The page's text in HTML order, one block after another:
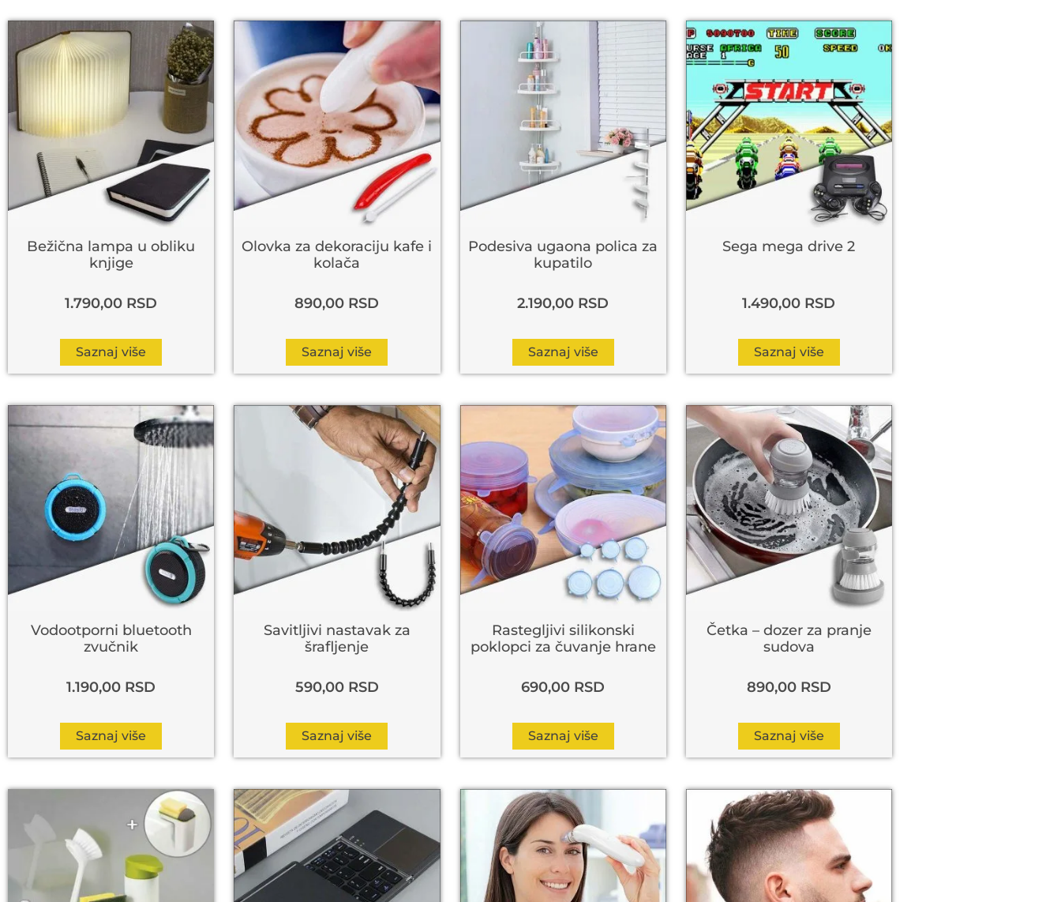
Bežična lampa u obliku
knjige
1.790,00 RSD
Saznaj više
Olovka za dekoraciju kafe i
kolača
890,00 RSD
Saznaj više
Podesiva ugaona polica za
kupatilo
2.190,00 RSD
Saznaj više
Sega mega drive 2
1.490,00 RSD
Saznaj više
Vodootporni bluetooth
zvučnik
1.190,00 RSD
Saznaj više
Savitljivi nastavak za
šrafljenje
590,00 RSD
Saznaj više
Rastegljivi silikonski
poklopci za čuvanje hrane
690,00 RSD
Saznaj više
Četka – dozer za pranje
sudova
890,00 RSD
Saznaj više